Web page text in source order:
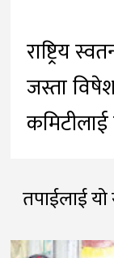
राष्ट्रिय
जस्ता विषेश
कमिटीलाई
तपाईलाई